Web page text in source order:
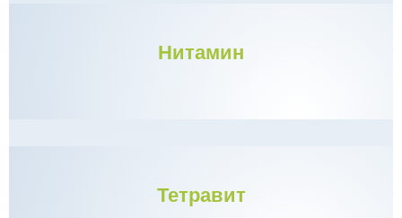
Нитамин
Тетравит